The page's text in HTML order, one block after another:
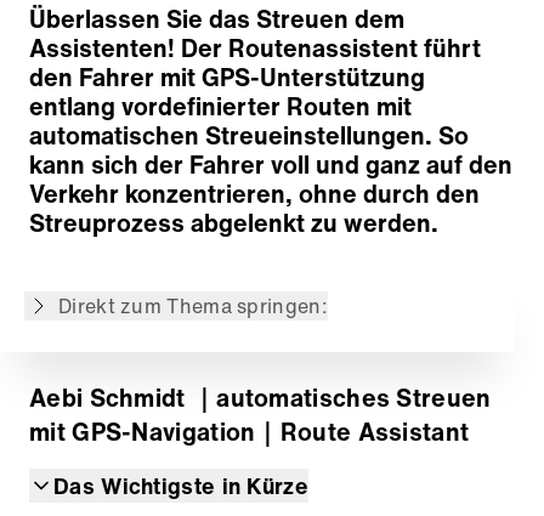
Überlassen Sie das Streuen dem
Assistenten! Der Routenassistent führt
den Fahrer mit GPS-Unterstützung
entlang vordefinierter Routen mit
automatischen Streueinstellungen. So
kann sich der Fahrer voll und ganz auf den
Verkehr konzentrieren, ohne durch den
Streuprozess abgelenkt zu werden.
Direkt zum Thema springen:
System auf einen Blick
Off-Route Funktionalität
Zurück zur Übersicht
Aebi Schmidt ｜automatisches Streuen
mit GPS-Navigation ｜Route Assistant
Das Wichtigste in Kürze